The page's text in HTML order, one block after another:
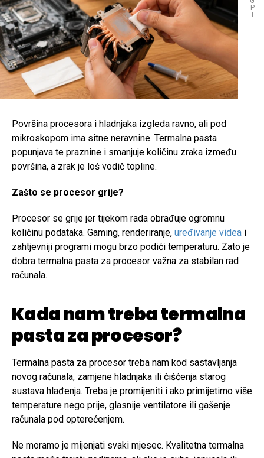
P
T
Površina procesora i hladnjaka izgleda ravno, ali pod
mikroskopom ima sitne neravnine. Termalna pasta
popunjava te praznine i smanjuje količinu zraka između
površina, a zrak je loš vodič topline.
Zašto se procesor grije?
Procesor se grije jer tijekom rada obrađuje ogromnu
količinu podataka. Gaming, renderiranje, uređivanje videa i
zahtjevniji programi mogu brzo podići temperaturu. Zato je
dobra termalna pasta za procesor važna za stabilan rad
računala.
Kada nam treba termalna
pasta za procesor?
Termalna pasta za procesor treba nam kod sastavljanja
novog računala, zamjene hladnjaka ili čišćenja starog
sustava hlađenja. Treba je promijeniti i ako primijetimo više
temperature nego prije, glasnije ventilatore ili gašenje
računala pod opterećenjem.
Ne moramo je mijenjati svaki mjesec. Kvalitetna termalna